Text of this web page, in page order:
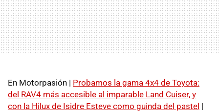
En Motorpasión | Probamos la gama 4x4 de Toyota:
del RAV4 más accesible al imparable Land Cuiser, y
con la Hilux de Isidre Esteve como guinda del pastel |